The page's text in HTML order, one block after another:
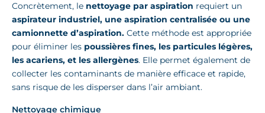
Concrètement, le nettoyage par aspiration requiert un
aspirateur industriel, une aspiration centralisée ou une
camionnette d’aspiration. Cette méthode est appropriée
pour éliminer les poussières fines, les particules légères,
les acariens, et les allergènes. Elle permet également de
collecter les contaminants de manière efficace et rapide,
sans risque de les disperser dans l’air ambiant.
Nettoyage chimique